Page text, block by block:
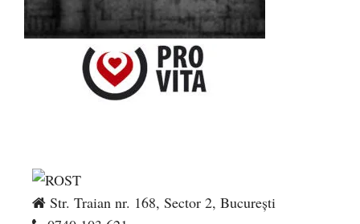
Str. Traian nr. 168, Sector 2, București